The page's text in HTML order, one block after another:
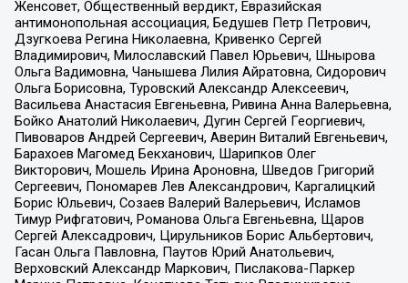
Женсовет, Общественный вердикт, Евразийская
антимонопольная ассоциация, Бедушев Петр Петрович,
Дзугкоева Регина Николаевна, Кривенко Сергей
Владимирович, Милославский Павел Юрьевич, Шнырова
Ольга Вадимовна, Чанышева Лилия Айратовна, Сидорович
Ольга Борисовна, Туровский Александр Алексеевич,
Васильева Анастасия Евгеньевна, Ривина Анна Валерьевна,
Бойко Анатолий Николаевич, Дугин Сергей Георгиевич,
Пивоваров Андрей Сергеевич, Аверин Виталий Евгеньевич,
Барахоев Магомед Бекханович, Шарипков Олег
Викторович, Мошель Ирина Ароновна, Шведов Григорий
Сергеевич, Пономарев Лев Александрович, Каргалицкий
Борис Юльевич, Созаев Валерий Валерьевич, Исламов
Тимур Рифгатович, Романова Ольга Евгеньевна, Щаров
Сергей Алексадрович, Цирульников Борис Альбертович,
Гасан Ольга Павловна, Паутов Юрий Анатольевич,
Верховский Александр Маркович, Пислакова-Паркер